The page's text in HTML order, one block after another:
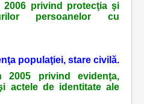
2006 privind protecţia şi
persoanelor cu
populaţiei, stare civilă.
2005 privind evidenţa,
actele de identitate ale